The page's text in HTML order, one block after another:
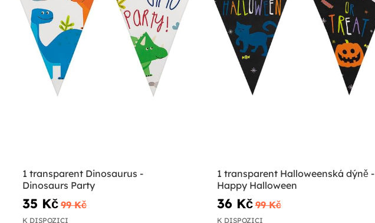
1 transparent Dinosaurus -
Dinosaurs Party
35 Kč 99 Kč
K DISPOZICI
1 transparent Halloweenská dýně -
Happy Halloween
36 Kč 99 Kč
K DISPOZICI